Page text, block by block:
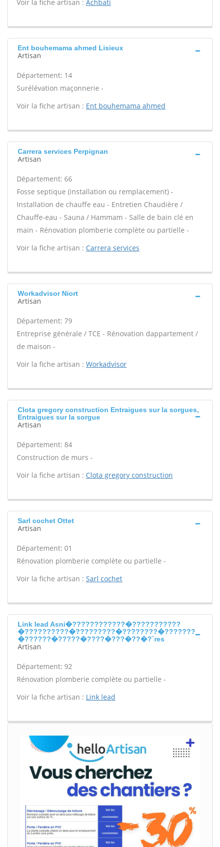
Voir la fiche artisan : Achbati
Ent bouhemama ahmed Lisieux
Artisan
Département: 14
Surélévation maçonnerie -
Voir la fiche artisan : Ent bouhemama ahmed
Carrera services Perpignan
Artisan
Département: 66
Fosse septique (installation ou remplacement) -
Installation de chauffe eau - Entretien Chaudière /
Chauffe-eau - Sauna / Hammam - Salle de bain clé en
main - Rénovation plomberie complète ou partielle -
Voir la fiche artisan : Carrera services
Workadvisor Niort
Artisan
Département: 79
Entreprise générale / TCE - Rénovation dappartement /
de maison -
Voir la fiche artisan : Workadvisor
Clota gregory construction Entraigues sur la sorgues,
Entraigues sur la sorgue
Artisan
Département: 84
Construction de murs -
Voir la fiche artisan : Clota gregory construction
Sarl cochet Ottet
Artisan
Département: 01
Rénovation plomberie complète ou partielle -
Voir la fiche artisan : Sarl cochet
Link lead Asni�????????????�???????????
�??????????�?????????�????????�???????
�??????�?????�????�???�??�?¨res
Artisan
Département: 92
Rénovation plomberie complète ou partielle -
Voir la fiche artisan : Link lead